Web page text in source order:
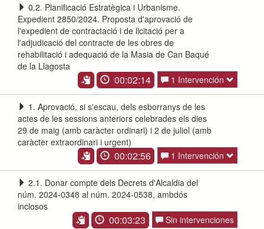
0.2. Planificació Estratègica i Urbanisme.
Expedient 2850/2024. Proposta d'aprovació de
l'expedient de contractació i de licitació per a
l'adjudicació del contracte de les obres de
rehabilitació i adequació de la Masia de Can Baqué
de la Llagosta
00:02:14 1 Intervención
1. Aprovació, si s'escau, dels esborranys de les
actes de les sessions anteriors celebrades els dies
29 de maig (amb caràcter ordinari) i 2 de juliol (amb
caràcter extraordinari i urgent)
00:02:56 1 Intervención
2.1. Donar compte dels Decrets d'Alcaldia del
núm. 2024-0348 al núm. 2024-0538, ambdós
inclosos
00:03:23 Sin intervenciones